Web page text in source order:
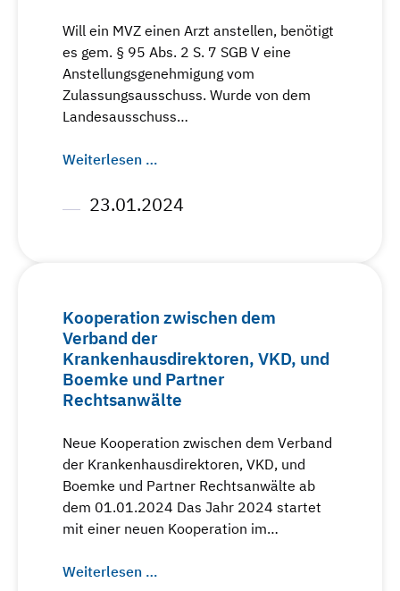
Will ein MVZ einen Arzt anstellen, benötigt
es gem. § 95 Abs. 2 S. 7 SGB V eine
Anstellungsgenehmigung vom
Zulassungsausschuss. Wurde von dem
Landesausschuss…
Weiterlesen …
23.01.2024
Kooperation zwischen dem
Verband der
Krankenhausdirektoren, VKD, und
Boemke und Partner
Rechtsanwälte
Neue Kooperation zwischen dem Verband
der Krankenhausdirektoren, VKD, und
Boemke und Partner Rechtsanwälte ab
dem 01.01.2024 Das Jahr 2024 startet
mit einer neuen Kooperation im…
Weiterlesen …